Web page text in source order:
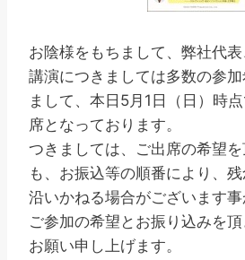
お陰様をもちまして、弊社代
講演につきましては多数の参
まして、本日5月1日（日）時
席となっております。
つきましては、ご出席の希望
も、お振込等の順番により、
沿いかねる場合がございます事
ご参加の希望とお振り込みを
お願い申し上げます。